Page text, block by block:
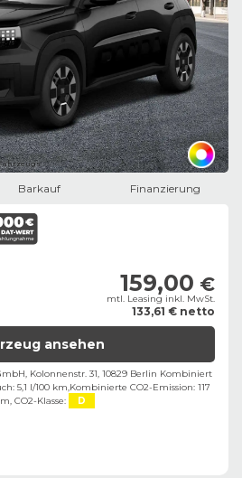
Barkauf Finanzierung
159,00 €
mtl. Leasing inkl. MwSt.
133,61 € netto
ansehen
Kolonnenstr. 31, 10829 Berlin
Kombiniert
5,1 l/100 km,Kombinierte CO2-Emission: 117
CO2-Klasse: D